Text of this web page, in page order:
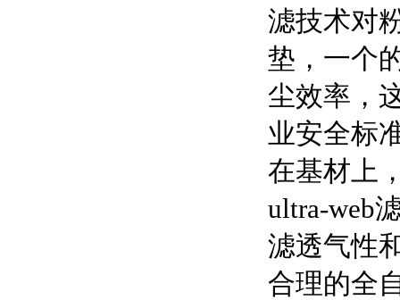
滤技术对
垫，一个
尘效率，
业安全标
在基材上
ultra-web
滤透气性
合理的全